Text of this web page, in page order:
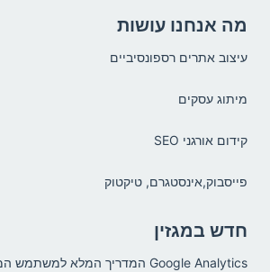
מה אנחנו עושות
עיצוב אתרים רספונסיביים
מיתוג עסקים
קידום אורגני SEO
פייסבוק,אינסטגרם, טיקטוק
חדש במגזין
Google Analytics המדריך המלא למשתמש המתחיל